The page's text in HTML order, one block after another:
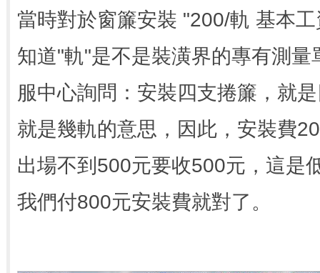
當時對於窗簾安裝 "200/軌 基本
知道"軌"是不是裝潢界的專有測
服中心詢問：安裝四支捲簾，就
就是幾軌的意思，因此，安裝費
出場不到500元要收500元，這是
我們付800元安裝費就對了。